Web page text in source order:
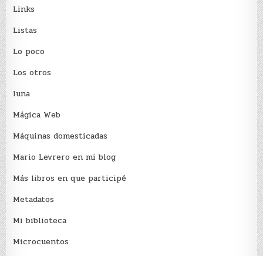
Links
Listas
Lo poco
Los otros
luna
Mágica Web
Máquinas domesticadas
Mario Levrero en mi blog
Más libros en que participé
Metadatos
Mi biblioteca
Microcuentos